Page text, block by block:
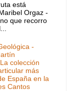
está
Orgaz -
que recorro
-
colección
más
España en la
Cantos